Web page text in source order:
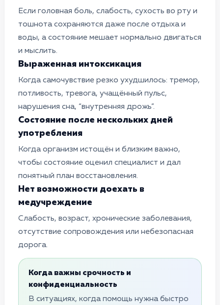
Если головная боль, слабость, сухость во рту и
тошнота сохраняются даже после отдыха и
воды, а состояние мешает нормально двигаться
и мыслить.
Выраженная интоксикация
Когда самочувствие резко ухудшилось: тремор,
потливость, тревога, учащённый пульс,
нарушения сна, “внутренняя дрожь”.
Состояние после нескольких дней
употребления
Когда организм истощён и близким важно,
чтобы состояние оценил специалист и дал
понятный план восстановления.
Нет возможности доехать в
медучреждение
Слабость, возраст, хронические заболевания,
отсутствие сопровождения или небезопасная
дорога.
Когда важны срочность и
конфиденциальность
В ситуациях, когда помощь нужна быстро